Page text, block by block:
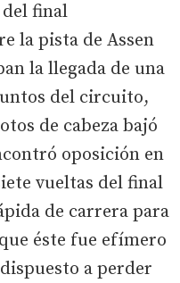
del final
la pista de Assen
la llegada de una
del circuito,
de cabeza bajó
oposición en
vueltas del final
de carrera para
éste fue efímero
a perder